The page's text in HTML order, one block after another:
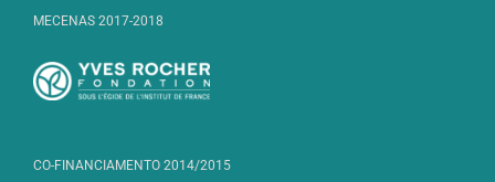
MECENAS 2017-2018
CO-FINANCIAMENTO 2014/2015